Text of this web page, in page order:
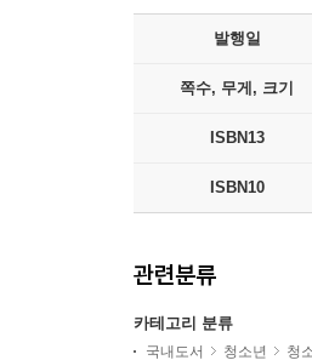
발행일
쪽수, 무게, 크기
ISBN13
ISBN10
관련분류
카테고리 분류
국내도서 청소년 청